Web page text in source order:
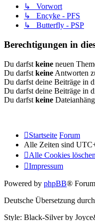
↳ Vorwort
↳ Encyke - PFS
↳ Butterfly - PSP
Berechtigungen in
Du darfst keine neuen
Du darfst keine Antworten
Du darfst deine Beiträge in
Du darfst deine Beiträge in
Du darfst keine
Startseite Forum
Alle Zeiten sind
Alle Cookies löschen
Impressum
Powered by phpBB®
Deutsche Übersetzung durch
Style: Black-Silver by